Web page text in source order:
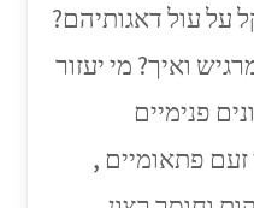
על עול דאגותיהם?
ואיך? מי יעזור
פנימיים
פתאומיים ,